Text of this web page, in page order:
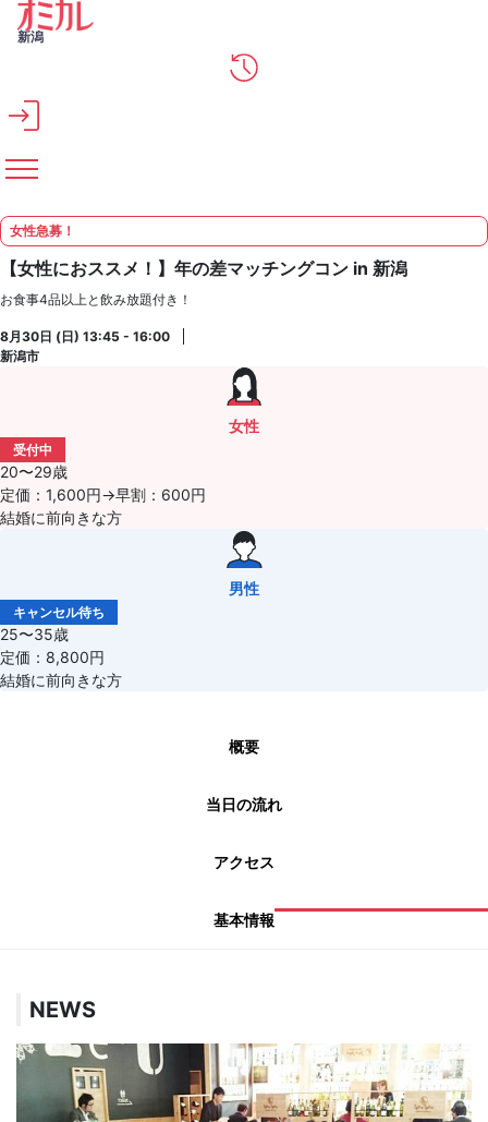
メインコンテンツへスキップ
新潟
女性急募！
【女性におススメ！】年の差マッチングコン in 新潟
お食事4品以上と飲み放題付き！
8月30日 (日) 13:45 - 16:00
新潟市
女性
受付中
20〜29歳
定価：1,600円→早割：600円
結婚に前向きな方
男性
キャンセル待ち
25〜35歳
定価：8,800円
結婚に前向きな方
概要
当日の流れ
アクセス
基本情報
NEWS